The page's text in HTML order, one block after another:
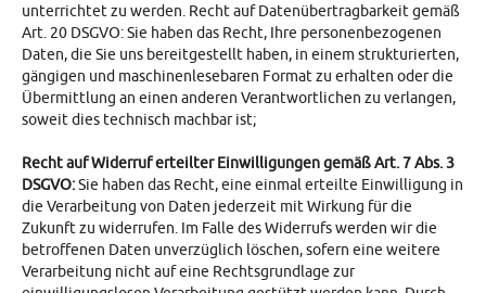
unterrichtet zu werden. Recht auf Datenübertragbarkeit gemäß
Art. 20 DSGVO: Sie haben das Recht, Ihre personenbezogenen
Daten, die Sie uns bereitgestellt haben, in einem strukturierten,
gängigen und maschinenlesebaren Format zu erhalten oder die
Übermittlung an einen anderen Verantwortlichen zu verlangen,
soweit dies technisch machbar ist;
Recht auf Widerruf erteilter Einwilligungen gemäß Art. 7 Abs. 3
DSGVO:Sie haben das Recht, eine einmal erteilte Einwilligung in
die Verarbeitung von Daten jederzeit mit Wirkung für die
Zukunft zu widerrufen. Im Falle des Widerrufs werden wir die
betroffenen Daten unverzüglich löschen, sofern eine weitere
Verarbeitung nicht auf eine Rechtsgrundlage zur